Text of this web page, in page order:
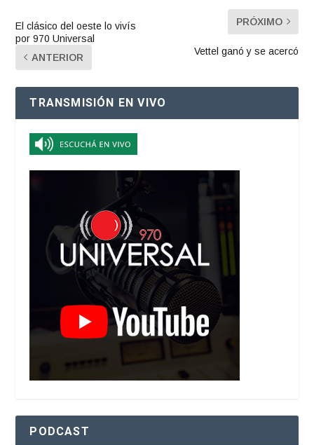
El clásico del oeste lo vivís
por 970 Universal
ANTERIOR
PRÓXIMO
Vettel ganó y se acercó
TRANSMISIÓN EN VIVO
PODCAST